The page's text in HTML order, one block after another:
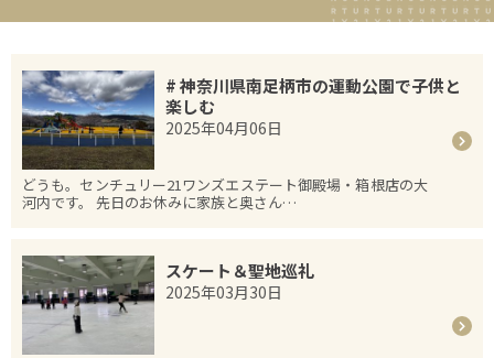
# 神奈川県南足柄市の運動公園で子供と
楽しむ
2025年04月06日
どうも。センチュリー21ワンズエステート御殿場・箱根店の大
河内です。 先日のお休みに家族と奥さん…
スケート＆聖地巡礼
2025年03月30日